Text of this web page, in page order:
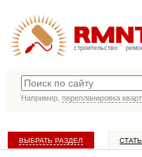
строительство
Например, перепланировка
ВЫБРАТЬ РАЗДЕЛ